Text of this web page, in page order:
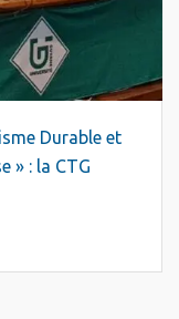
Durable et
» : la CTG